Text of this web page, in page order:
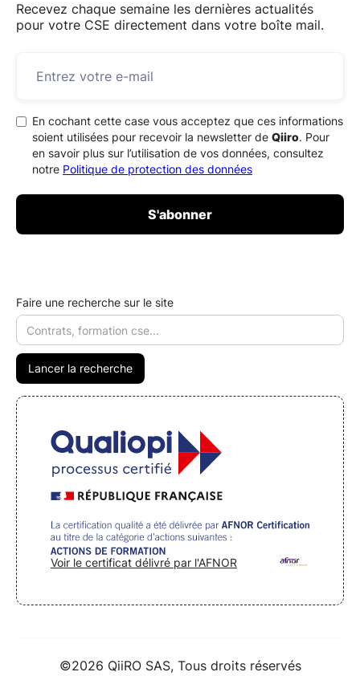
Recevez chaque semaine les dernières actualités
pour votre CSE directement dans votre boîte mail.
En cochant cette case vous acceptez que ces informations
soient utilisées pour recevoir la newsletter de Qiiro. Pour
en savoir plus sur l’utilisation de vos données, consultez
notre Politique de protection des données
Faire une recherche sur le site
Voir le certificat délivré par l'AFNOR
©2026 QiiRO SAS, Tous droits réservés